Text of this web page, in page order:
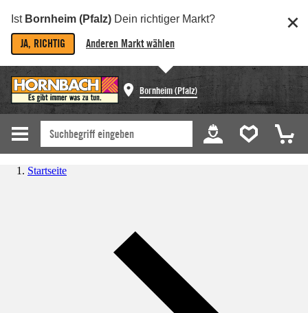
Ist Bornheim (Pfalz) Dein richtiger Markt?
JA, RICHTIG Anderen Markt wählen
Bornheim (Pfalz)
Startseite